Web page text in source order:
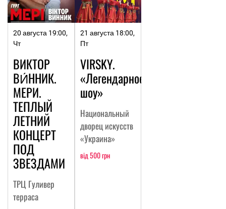
20 августа 19:00,
Чт
ВИКТОР
ВИ́ННИК.
МЕРИ.
ТЕПЛЫЙ
ЛЕТНИЙ
КОНЦЕРТ
ПОД
ЗВЕЗДАМИ
ТРЦ Гуливер
терраса
21 августа 18:00,
Пт
VIRSKY.
«Легендарное
шоу»
Национальный
дворец искусств
«Украина»
від 500 грн